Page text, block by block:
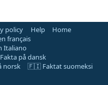
policy Help
Home
français
på dansk
norsk
🇫🇮 Faktat suomeksi